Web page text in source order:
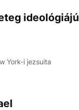
ideológiájú
York-i jezsuita